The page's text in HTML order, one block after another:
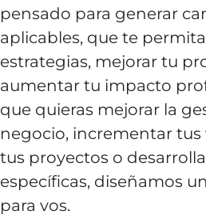
pensado para generar
aplicables, que te
estrategias, mejorar tu
aumentar tu impacto
que quieras mejorar la
negocio, incrementar tus
tus proyectos o
específicas, diseñamos
para vos.